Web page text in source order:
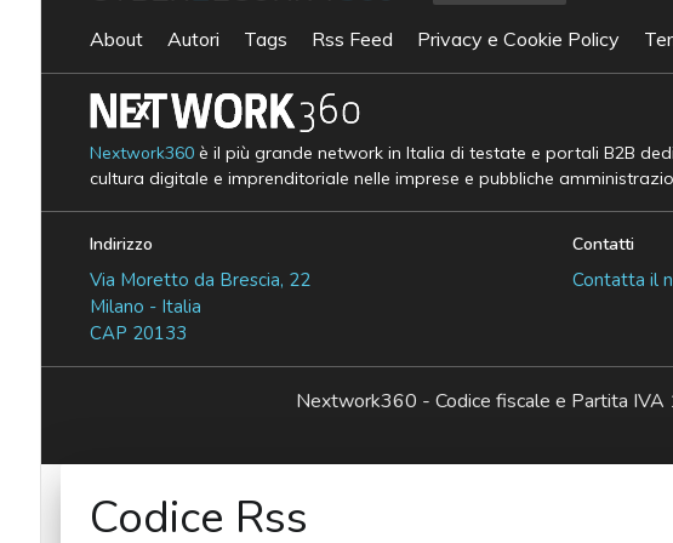
About Autori Tags Rss Feed Privacy e Cookie Policy
Nextwork360è il più grande network in Italia di testate e portali B2B
cultura digitale e imprenditoriale nelle imprese e pubbliche
Indirizzo
Via Moretto da Brescia, 22
Milano - Italia
CAP 20133
Contatti
Contatta il
Nextwork360 - Codice fiscale e Partita
Codice Rss